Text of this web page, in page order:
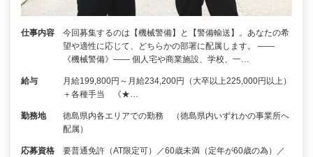
仕事内容
今回募集するのは【機械警備】と【警備輸送】。あなたの希
望や適性に応じて、どちらかの部署に配属します。 ――
《機械警備》―― 個人宅や商業施設、学校、一…
給与
月給199,800円～月給234,200円（大卒以上225,000円以上）
＋各種手当 《★…
勤務地
徳島県内各エリアでの勤務 （徳島県内いずれかの事業所へ
配属）
応募資格
要普通免許（AT限定可）／60歳未満（定年が60歳の為）／